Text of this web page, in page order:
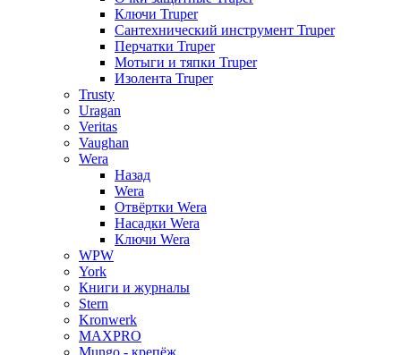
Ключи Truper
Сантехнический инструмент Truper
Перчатки Truper
Мотыги и тяпки Truper
Изолента Truper
Trusty
Uragan
Veritas
Vaughan
Wera
Назад
Wera
Отвёртки Wera
Насадки Wera
Ключи Wera
WPW
York
Книги и журналы
Stern
Kronwerk
MAXPRO
Mungo - крепёж